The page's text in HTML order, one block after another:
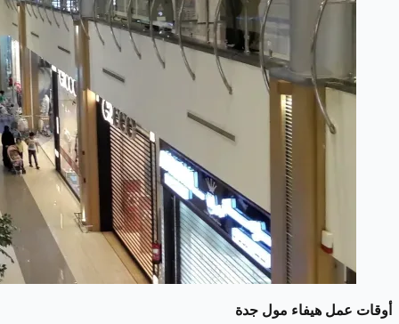
أوقات عمل هيفاء مول جدة